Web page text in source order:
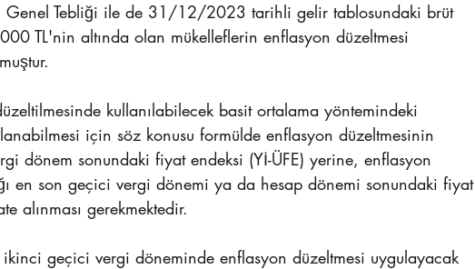
Genel Tebliği ile de 31/12/2023 tarihli gelir tablosundaki brüt
TL'nin altında olan mükelleflerin enflasyon düzeltmesi
kullanılabilecek basit ortalama yöntemindeki
için söz konusu formülde enflasyon düzeltmesinin
dönem sonundaki fiyat endeksi (Yİ-ÜFE) yerine, enflasyon
en son geçici vergi dönemi ya da hesap dönemi sonundaki fiyat
alınması gerekmektedir.
ikinci geçici vergi döneminde enflasyon düzeltmesi uygulayacak